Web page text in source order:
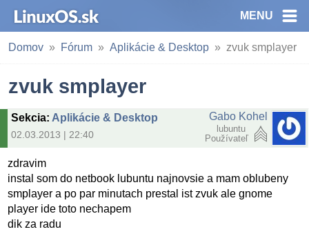
MENU
Domov Fórum Aplikácie & Desktop zvuk smplayer
zvuk smplayer
Sekcia: Aplikácie & Desktop
02.03.2013 | 22:40
Gabo Kohel
lubuntu
Používateľ
zdravim
instal som do netbook lubuntu najnovsie a mam oblubeny
smplayer a po par minutach prestal ist zvuk ale gnome
player ide toto nechapem
dik za radu